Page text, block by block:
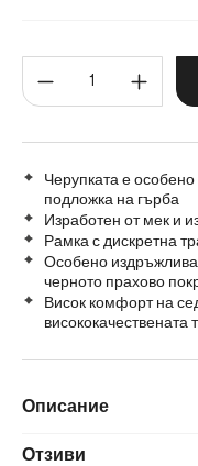
Черупката е
подложка на гърба
Изработен от мек и
Рамка с дискретна
Особено
черното прахово
Висок комфорт на
висококачествената
Описание
Отзиви